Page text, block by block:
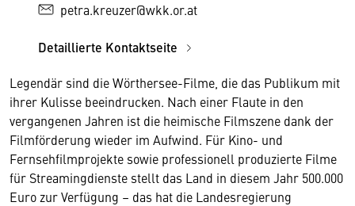
petra.kreuzer@wkk.or.at
Detaillierte Kontaktseite
Legendär sind die Wörthersee-Filme, die das Publikum mit
ihrer Kulisse beeindrucken. Nach einer Flaute in den
vergangenen Jahren ist die heimische Filmszene dank der
Filmförderung wieder im Aufwind. Für Kino- und
Fernsehfilmprojekte sowie professionell produzierte Filme
für Streamingdienste stellt das Land in diesem Jahr 500.000
Euro zur Verfügung – das hat die Landesregierung